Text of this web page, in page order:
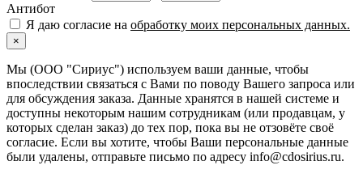
Антибот
Я даю согласие на обработку моих персональных данных.
×
Мы (ООО "Сириус") используем ваши данные, чтобы
впоследствии связаться с Вами по поводу Вашего запроса или
для обсуждения заказа. Данные хранятся в нашей системе и
доступны некоторым нашим сотрудникам (или продавцам, у
которых сделан заказ) до тех пор, пока вы не отзовёте своё
согласие. Если вы хотите, чтобы Ваши персональные данные
были удалены, отправьте письмо по адресу info@cdosirius.ru.